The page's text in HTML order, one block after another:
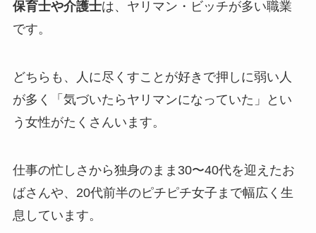
保育士や介護士は、ヤリマン・ビッチが多い職業
です。
どちらも、人に尽くすことが好きで押しに弱い人
が多く「気づいたらヤリマンになっていた」とい
う女性がたくさんいます。
仕事の忙しさから独身のまま30〜40代を迎えたお
ばさんや、20代前半のピチピチ女子まで幅広く生
息しています。